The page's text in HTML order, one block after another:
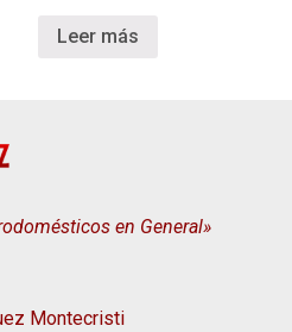
Leer más
en General»
Montecristi